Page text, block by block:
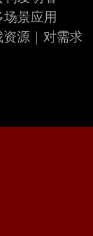
场景应用
源｜对需求